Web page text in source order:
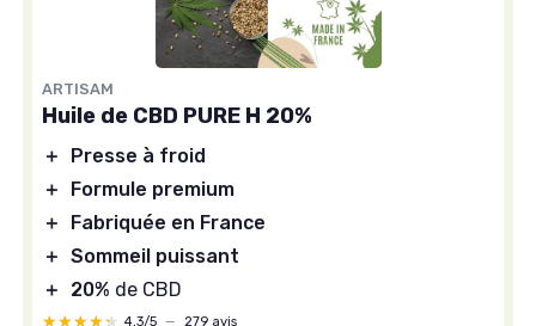
ARTISAM
Huile de CBD PURE H 20%
＋
Presse à froid
＋
Formule premium
＋
Fabriquée en France
＋ Sommeil puissant
＋
20% de CBD
4,3/5 — 279 avis